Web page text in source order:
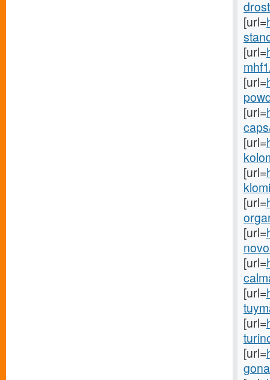
[url=
[url=
[url=
[url=
[url=
[url=
[url=
[url=
[url=
[url=
[url=
[url=